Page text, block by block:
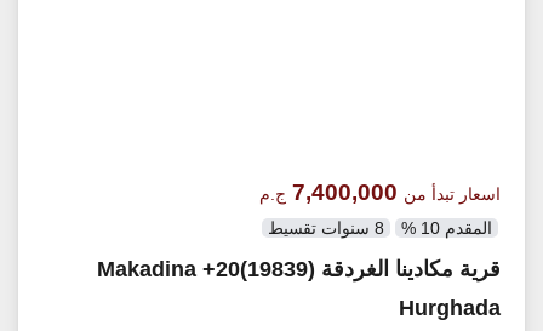
اسعار تبدأ من 7,400,000 ج.م
المقدم 10 % 8 سنوات تقسيط
قرية مكادينا الغردقة (19839)20+ Makadina
Hurghada